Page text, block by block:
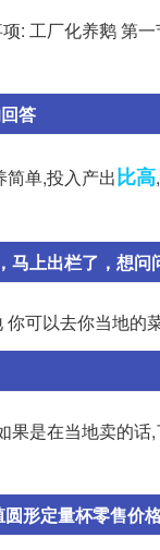
: 工厂化养鹅
答
单,投入产出比高
马上出栏了，想问
可以去你当地的
果是在当地卖的
形定量杯零售价